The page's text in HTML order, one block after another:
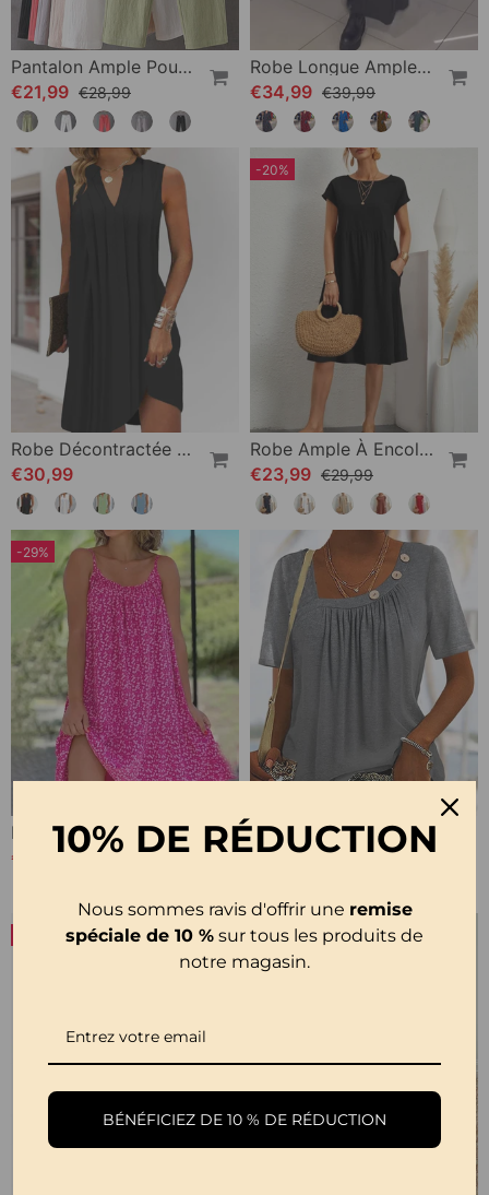
Pantalon Ample Pour Femme
€21,99 €28,99
Robe Longue Ample Avec Revers Et Fente Latérale
€34,99 €39,99
Robe Décontractée Sans Manches À Col En V
€30,99
-20%
Robe Ample À Encolure Ronde
€23,99 €29,99
-29%
Robe À Bretelles Spaghetti Imprimée
€21,99 €30,99
Haut Gris Uni Confortable À Manches Courtes
€23,99
10% DE RÉDUCTION
Nous sommes ravis d'offrir une remise
spéciale de 10 % sur tous les produits de
notre magasin.
BÉNÉFICIEZ DE 10 % DE RÉDUCTION